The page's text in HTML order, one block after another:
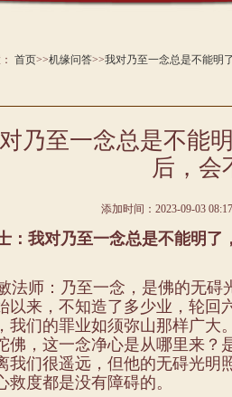
首页>>机缘问答>>我对乃至一念总是不能明
乃至一念总是不能
后，会
添加时间：2023-09-03
我对乃至一念总是不能明了
师：乃至一念，是佛的无碍
以来，不知造了多少业，轮回
我们的罪业如须弥山那样广大
佛，这一念净心是从哪里来？
我们很遥远，但他的无碍光明
救度都是没有障碍的。